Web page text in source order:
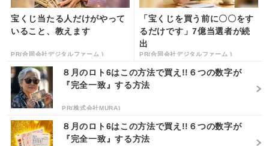
宝くじ当たる人だけがやって
いること、教えます
PR(合同会社デジタルファーム )
「宝くじを買う前に〇〇をす
るだけです」7億当選者が続
出
PR(合同会社デジタルファーム )
８月のロト6はこの方法で買え!!６つの数字が
『完全一致』する方法
PR(株式会社MURA)
８月のロト6はこの方法で買え!!６つの数字が
『完全一致』する方法